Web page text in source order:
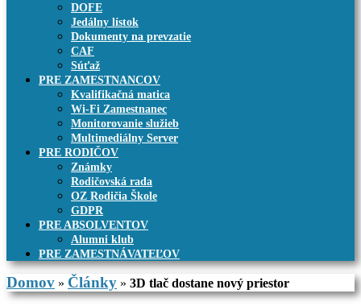
DOFE
Jedálny lístok
Dokumenty na prevzatie
CAF
Súťaž
PRE ZAMESTNANCOV
Kvalifikačná matica
Wi-Fi Zamestnanec
Monitorovanie služieb
Multimediálny Server
PRE RODIČOV
Známky
Rodičovská rada
OZ Rodičia Škole
GDPR
PRE ABSOLVENTOV
Alumni klub
PRE ZAMESTNÁVATEĽOV
Domov » Články » 3D tlač dostane nový priestor